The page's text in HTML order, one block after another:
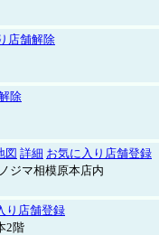
店舗解除
除
図 詳細 お気に入り店舗登録
ジマ相模原本店内
り店舗登録
2階